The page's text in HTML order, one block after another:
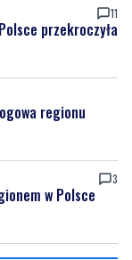
11
przekroczyła
regionu
3
w Polsce